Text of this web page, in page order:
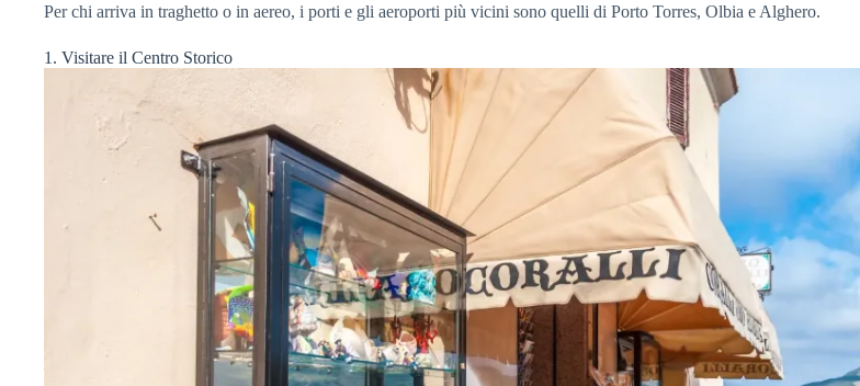
Per chi arriva in traghetto o in aereo, i porti e gli aeroporti più vicini sono quelli di Porto Torres, Olbia e Alghero.
1. Visitare il Centro Storico